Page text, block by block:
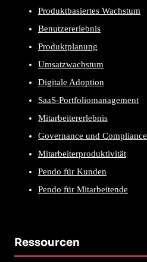
Produktbasiertes Wachstum
Benutzererlebnis
Produktplanung
Umsatzwachstum
Digitale Adoption
SaaS-Portfoliomanagement
Mitarbeitererlebnis
Governance und Compliance
Mitarbeiterproduktivität
Pendo für Kunden
Pendo für Mitarbeitende
Ressourcen